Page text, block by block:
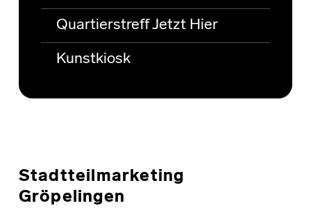
Quartierstreff Jetzt Hier
Kunstkiosk
Stadtteilmarketing
Gröpelingen